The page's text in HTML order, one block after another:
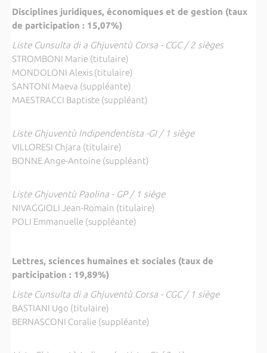
Disciplines juridiques, économiques et de gestion (taux
de participation : 15,07%)
Liste Cunsulta di a Ghjuventù Corsa - CGC / 2 sièges
STROMBONI Marie (titulaire)
MONDOLONI Alexis (titulaire)
SANTONI Maeva (suppléante)
MAESTRACCI Baptiste (suppléant)
Liste Ghjuventù Indipendentista -GI / 1 siège
VILLORESI Chjara (titulaire)
BONNE Ange-Antoine (suppléant)
Liste Ghjuventù Paolina - GP / 1 siège
NIVAGGIOLI Jean-Romain (titulaire)
POLI Emmanuelle (suppléante)
Lettres, sciences humaines et sociales (taux de
participation : 19,89%)
Liste Cunsulta di a Ghjuventù Corsa - CGC / 1 siège
BASTIANI Ugo (titulaire)
BERNASCONI Coralie (suppléante)